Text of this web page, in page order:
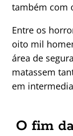
também com
Entre os
oito mil
área de
matassem
em
O fim